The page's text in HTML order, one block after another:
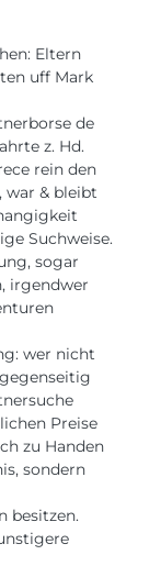
Eltern
uff Mark
de
z. Hd.
rein den
war & bleibt
Suchweise.
sogar
irgendwer
wer nicht
Preise
zu Handen
sondern
besitzen.